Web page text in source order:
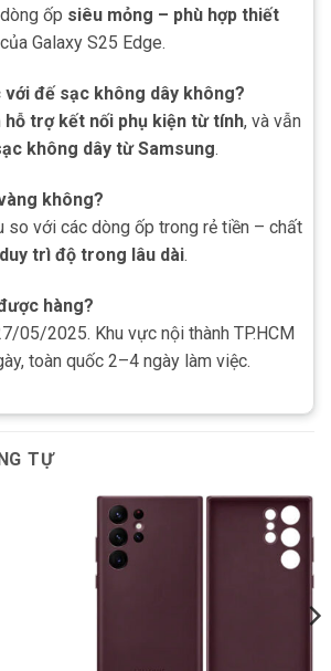
ốp siêu mỏng – phù hợp thiết
của Galaxy S25 Edge.
với đế sạc không dây không?
hỗ trợ kết nối phụ kiện từ tính, và vẫn
không dây từ Samsung.
không?
so với các dòng ốp trong rẻ tiền – chất
duy trì độ trong lâu dài.
hàng?
05/2025. Khu vực nội thành TP.HCM
toàn quốc 2–4 ngày làm việc.
TỰ